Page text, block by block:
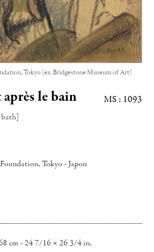
Tokyo (ex. Bridgestone Museum of Art)
après le bain MS : 1093
, Tokyo - Japon
cm - 24 7/16 × 26 3/4 in.